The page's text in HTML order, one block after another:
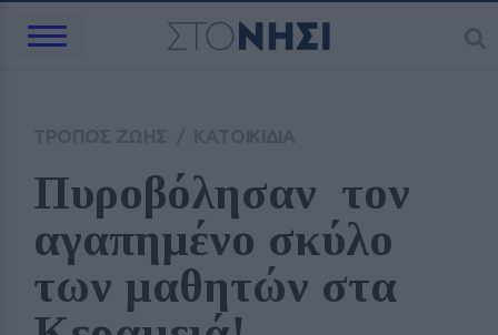
Πυροβόλησαν  τον
αγαπημένο σκύλο
των μαθητών στα